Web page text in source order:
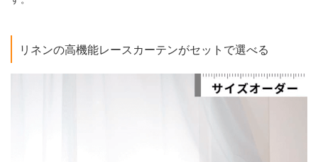
リネンの高機能レースカーテンがセットで選べる